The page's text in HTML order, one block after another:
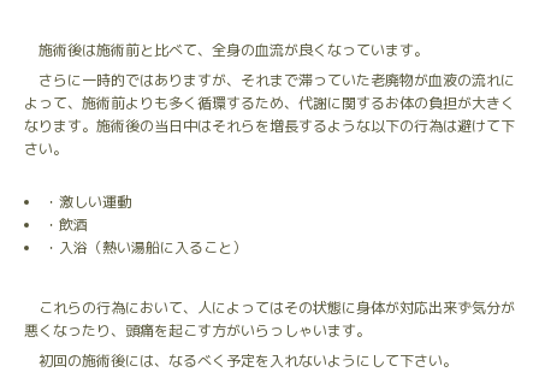
施術後は施術前と比べて、全身の血流が良くなっています。
さらに一時的ではありますが、それまで滞っていた老廃物が血液の流れに
よって、施術前よりも多く循環するため、代謝に関するお体の負担が大きく
なります。施術後の当日中はそれらを増長するような以下の行為は避けて下
さい。
・激しい運動
・飲酒
・入浴（熱い湯船に入ること）
これらの行為において、人によってはその状態に身体が対応出来ず気分が
悪くなったり、頭痛を起こす方がいらっしゃいます。
初回の施術後には、なるべく予定を入れないようにして下さい。